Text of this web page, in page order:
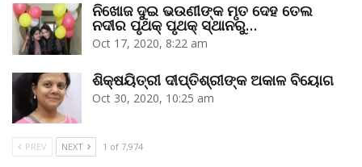
ନିଖୋଜ ଦୁଇ ଭଉଣୀଙ୍କ ମୃତ ଦେହ ତେଲ
ନଦୀର ପୃଥକ୍‌ ପୃଥକ୍‌ ସ୍ଥାନରୁ…
Oct 17, 2020, 8:22 am
ଶିକ୍ଷୟିତ୍ରୀ ଦୀପ୍ତିଶ୍ରୀଙ୍କ ଅକାଳ ବିୟୋଗ
Oct 30, 2020, 10:25 am
PREV NEXT 1 of 7,974